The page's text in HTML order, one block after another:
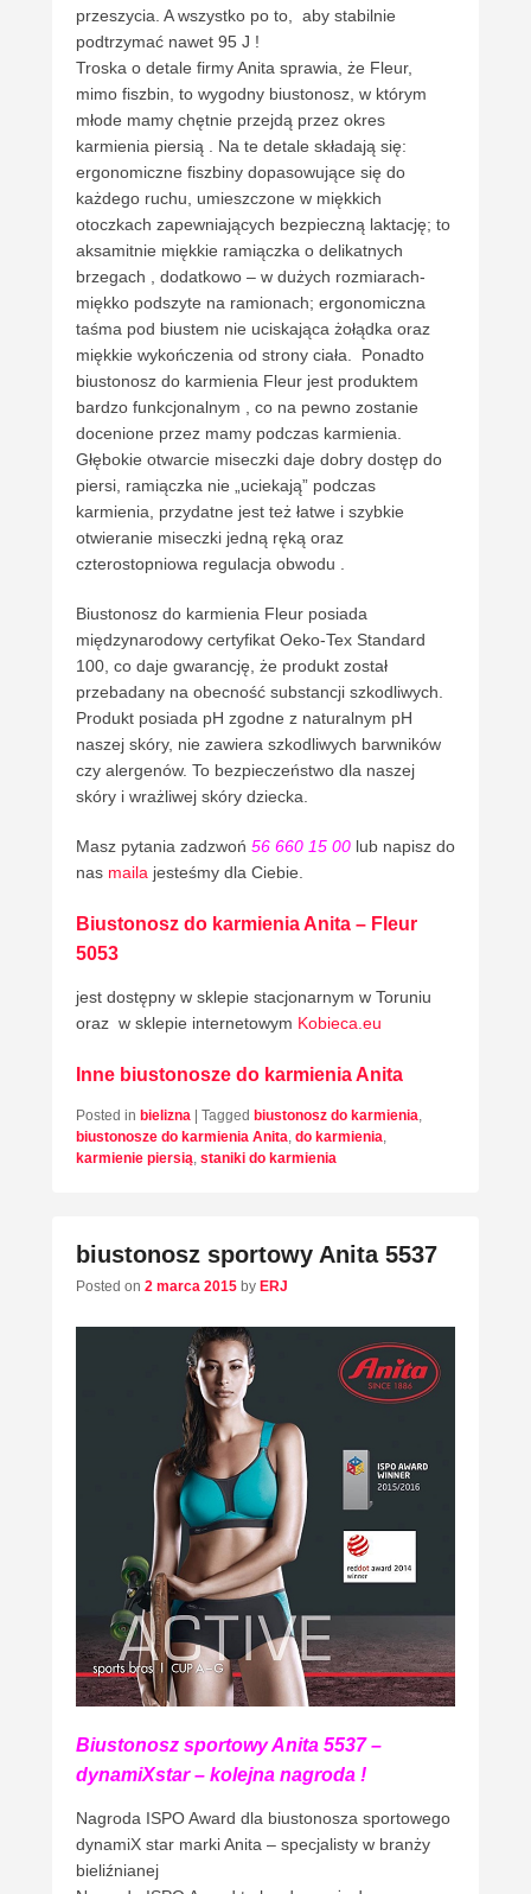
przeszycia. A wszystko po to, aby stabilnie
podtrzymać nawet 95 J !
Troska o detale firmy Anita sprawia, że Fleur,
mimo fiszbin, to wygodny biustonosz, w którym
młode mamy chętnie przejdą przez okres
karmienia piersią . Na te detale składają się:
ergonomiczne fiszbiny dopasowujące się do
każdego ruchu, umieszczone w miękkich
otoczkach zapewniających bezpieczną laktację; to
aksamitnie miękkie ramiączka o delikatnych
brzegach , dodatkowo – w dużych rozmiarach-
miękko podszyte na ramionach; ergonomiczna
taśma pod biustem nie uciskająca żołądka oraz
miękkie wykończenia od strony ciała. Ponadto
biustonosz do karmienia Fleur jest produktem
bardzo funkcjonalnym , co na pewno zostanie
docenione przez mamy podczas karmienia.
Głębokie otwarcie miseczki daje dobry dostęp do
piersi, ramiączka nie „uciekają” podczas
karmienia, przydatne jest też łatwe i szybkie
otwieranie miseczki jedną ręką oraz
czterostopniowa regulacja obwodu .
Biustonosz do karmienia Fleur posiada
międzynarodowy certyfikat Oeko-Tex Standard
100, co daje gwarancję, że produkt został
przebadany na obecność substancji szkodliwych.
Produkt posiada pH zgodne z naturalnym pH
naszej skóry, nie zawiera szkodliwych barwników
czy alergenów. To bezpieczeństwo dla naszej
skóry i wrażliwej skóry dziecka.
Masz pytania zadzwoń 56 660 15 00 lub napisz do
nas maila jesteśmy dla Ciebie.
Biustonosz do karmienia Anita – Fleur
5053
jest dostępny w sklepie stacjonarnym w Toruniu
oraz w sklepie internetowym Kobieca.eu
Inne biustonosze do karmienia Anita
Posted in bielizna | Tagged biustonosz do karmienia
biustonosze do karmienia Anita do karmienia
karmienie piersią staniki do karmienia
biustonosz sportowy Anita 5537
Posted on 2 marca 2015 by ERJ
Biustonosz sportowy Anita 5537 –
dynamiXstar – kolejna nagroda !
Nagroda ISPO Award dla biustonosza sportowego
dynamiX star marki Anita – specjalisty w branży
bieliźnianej